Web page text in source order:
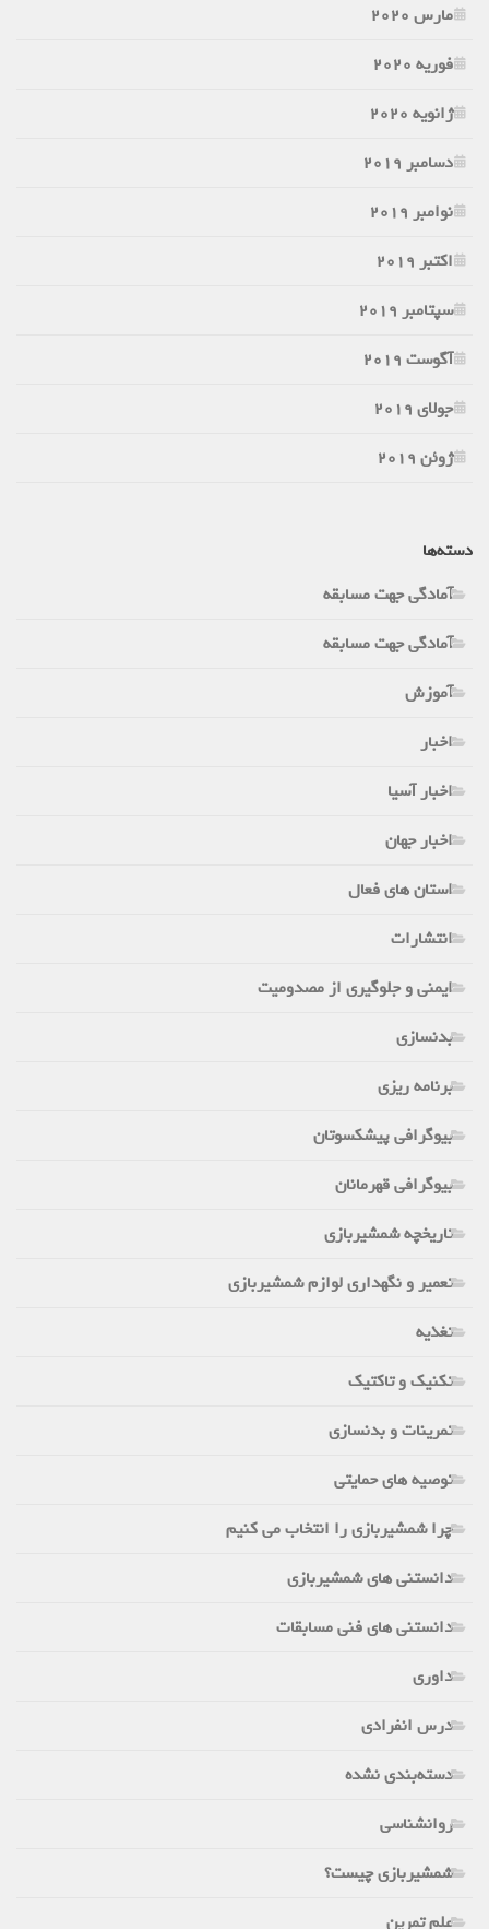
مارس 2020
فوریه 2020
ژانویه 2020
دسامبر 2019
نوامبر 2019
اکتبر 2019
سپتامبر 2019
آگوست 2019
جولای 2019
ژوئن 2019
دسته‌ها
آمادگی جهت مسابقه
آمادگی جهت مسابقه
آموزش
اخبار
اخبار آسیا
اخبار جهان
استان های فعال
انتشارات
ایمنی و جلوگیری از مصدومیت
بدنسازی
برنامه ریزی
بیوگرافی پیشکسوتان
بیوگرافی قهرمانان
تاریخچه شمشیربازی
تعمیر و نگهداری لوازم شمشیربازی
تغذیه
تکنیک و تاکتیک
تمرینات و بدنسازی
توصیه های حمایتی
چرا شمشیربازی را انتخاب می کنیم
دانستنی های شمشیربازی
دانستنی های فنی مسابقات
داوری
درس انفرادی
دسته‌بندی نشده
روانشناسی
شمشیربازی چیست؟
علم تمرین